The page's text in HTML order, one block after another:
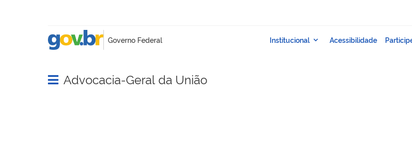
Abrir menu principal de navegação
Advocacia-Geral da União